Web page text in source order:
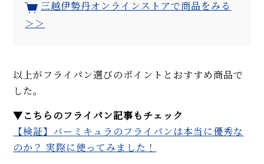
三越伊勢丹オンラインストアで商品をみる
＞＞
以上がフライパン選びのポイントとおすすめ商品で
した。
▼こちらのフライパン記事もチェック
【検証】バーミキュラのフライパンは本当に優秀な
のか？ 実際に使ってみました！